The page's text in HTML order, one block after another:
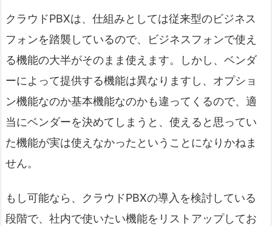
クラウドPBXは、仕組みとしては従来型のビジネス
フォンを踏襲しているので、ビジネスフォンで使え
る機能の大半がそのまま使えます。しかし、ベンダ
ーによって提供する機能は異なりますし、オプショ
ン機能なのか基本機能なのかも違ってくるので、適
当にベンダーを決めてしまうと、使えると思ってい
た機能が実は使えなかったということになりかねま
せん。
もし可能なら、クラウドPBXの導入を検討している
段階で、社内で使いたい機能をリストアップしてお